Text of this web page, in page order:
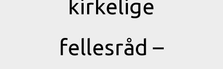
kirkelige
fellesråd –